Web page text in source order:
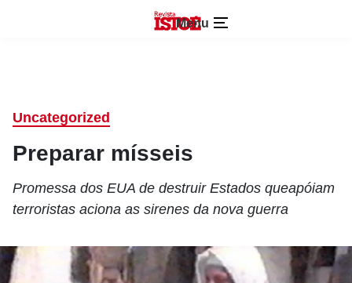
Menu
Uncategorized
Preparar mísseis
Promessa dos EUA de destruir Estados queapóiam
terroristas aciona as sirenes da nova guerra